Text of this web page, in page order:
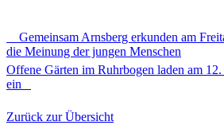
Gemeinsam Arnsberg erkunden am
die Meinung der jungen Menschen
Offene Gärten im Ruhrbogen laden am
ein
Zurück zur Übersicht